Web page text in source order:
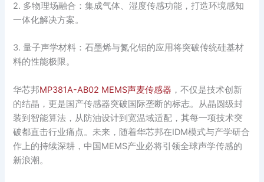
2. 多物理场融合：集成气体、湿度传感功能，打造环境感知
一体化解决方案。
3. 量子声学材料：石墨烯与氮化铝的应用将突破传统硅基材
料的性能极限。
华芯邦MP381A-AB02 MEMS声麦传感器 ，不仅是技术创新
的结晶，更是国产传感器突破国际垄断的标志。从晶圆级封
装到智能算法，从防油设计到宽温域适配，其每一项技术突
破都直击行业痛点。未来，随着华芯邦在IDM模式与产学研合
作上的持续深耕，中国MEMS产业必将引领全球声学传感的
新浪潮。